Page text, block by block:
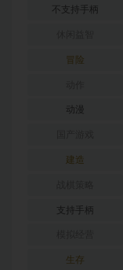
不支持手柄
冒险
动漫
建造
支持手柄
生存